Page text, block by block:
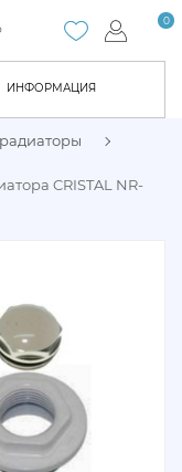
ИНФОРМАЦИЯ
0
CRISTAL NR-